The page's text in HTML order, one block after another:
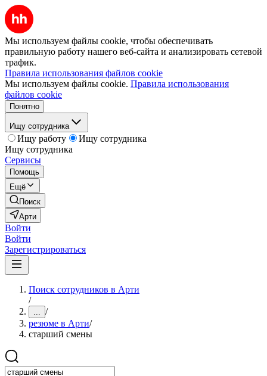
Мы используем файлы cookie, чтобы обеспечивать
правильную работу нашего веб-сайта и анализировать сетевой
трафик.
Правила использования файлов cookie
Мы используем файлы cookie. Правила использования
файлов cookie
Понятно
Ищу сотрудника
Ищу работу
Ищу сотрудника
Ищу сотрудника
Сервисы
Помощь
Ещё
Поиск
Арти
Войти
Войти
Зарегистрироваться
Поиск сотрудников в Арти
/
... /
резюме в Арти/
старший смены